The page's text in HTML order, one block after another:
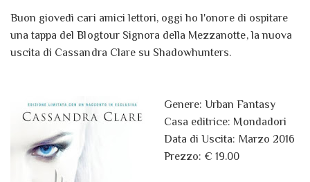
Buon giovedì cari amici lettori, oggi ho l'onore di ospitare
una tappa del Blogtour Signora della Mezzanotte, la nuova
uscita di Cassandra Clare su Shadowhunters.
Genere: Urban Fantasy
Casa editrice: Mondadori
Data di Uscita: Marzo 2016
Prezzo: € 19.00